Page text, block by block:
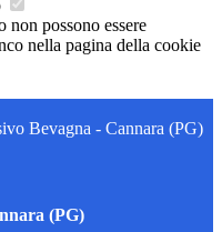
non possono essere
nella pagina della cookie
Bevagna - Cannara (PG)
(PG)